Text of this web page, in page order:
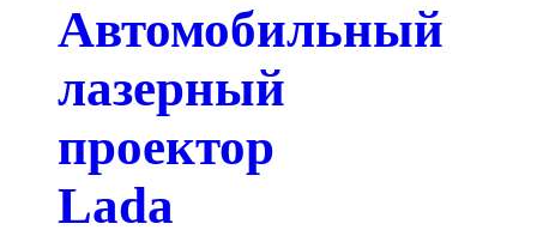
Автомобильный
лазерный
проектор
Lada